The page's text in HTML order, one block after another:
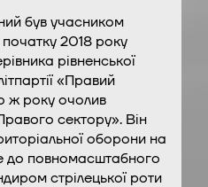
був учасником
початку 2018 року
рівненської
«Правий
ж року очолив
сектору». Він
оборони на
до повномасштабного
стрілецької роти